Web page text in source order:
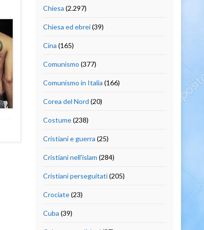
Chiesa (2.297)
Chiesa ed ebrei(39)
Cina (165)
Comunismo (377)
Comunismo in Italia (166)
Corea del Nord (20)
Costume(238)
Cristiani e guerra (25)
Cristiani nell'islam (284)
Cristiani perseguitati(205)
Crociate(23)
Cuba (39)